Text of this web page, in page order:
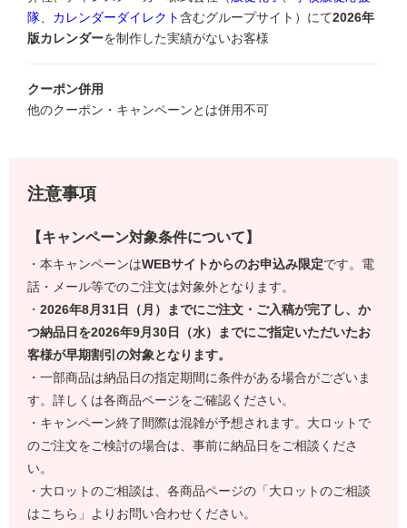
隊
カレンダーダイレクト含むグループサイト）にて2026年
版カレンダーを制作した実績がないお客様
クーポン併用
他のクーポン・キャンペーンとは併用不可
注意事項
【キャンペーン対象条件について】
・本キャンペーンはWEBサイトからのお申込み限定です。電
話・メール等でのご注文は対象外となります。
・ 2026年8月31日（月）までにご注文・ご入稿が完了し、か
つ納品日を2026年9月30日（水）までにご指定いただいたお
客様が早期割引の対象となります。
・一部商品は納品日の指定期間に条件がある場合がございま
す。詳しくは各商品ページをご確認ください。
・キャンペーン終了間際は混雑が予想されます。大ロットで
のご注文をご検討の場合は、事前に納品日をご相談くださ
い。
・大ロットのご相談は、各商品ページの「大ロットのご相談
はこちら」よりお問い合わせください。